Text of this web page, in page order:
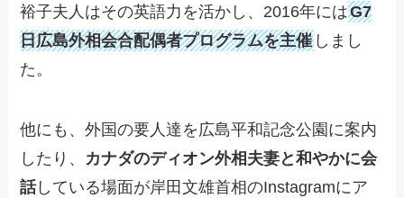
裕子夫人はその英語力を活かし、2016年にはG7
日広島外相会合配偶者プログラムを主催 しまし
た。
他にも、外国の要人達を広島平和記念公園に案内
したり、 カナダのディオン外相夫妻と和やかに会
話している場面が岸田文雄首相のInstagramにア